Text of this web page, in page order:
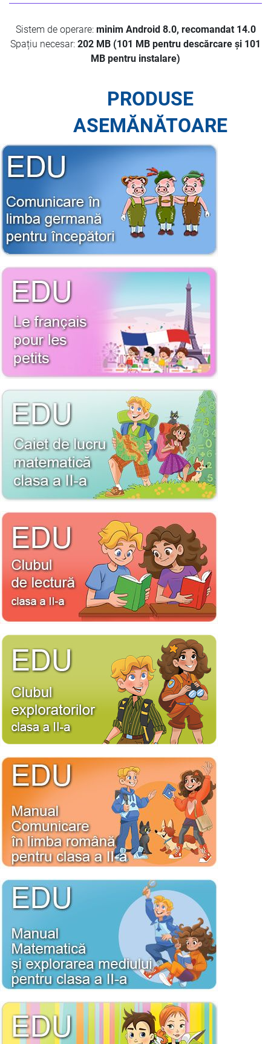
Sistem de operare: minim Android 8.0, recomandat 14.0
Spațiu necesar: 202 MB (101 MB pentru descărcare și 101
MB pentru instalare)
PRODUSE
ASEMĂNĂTOARE